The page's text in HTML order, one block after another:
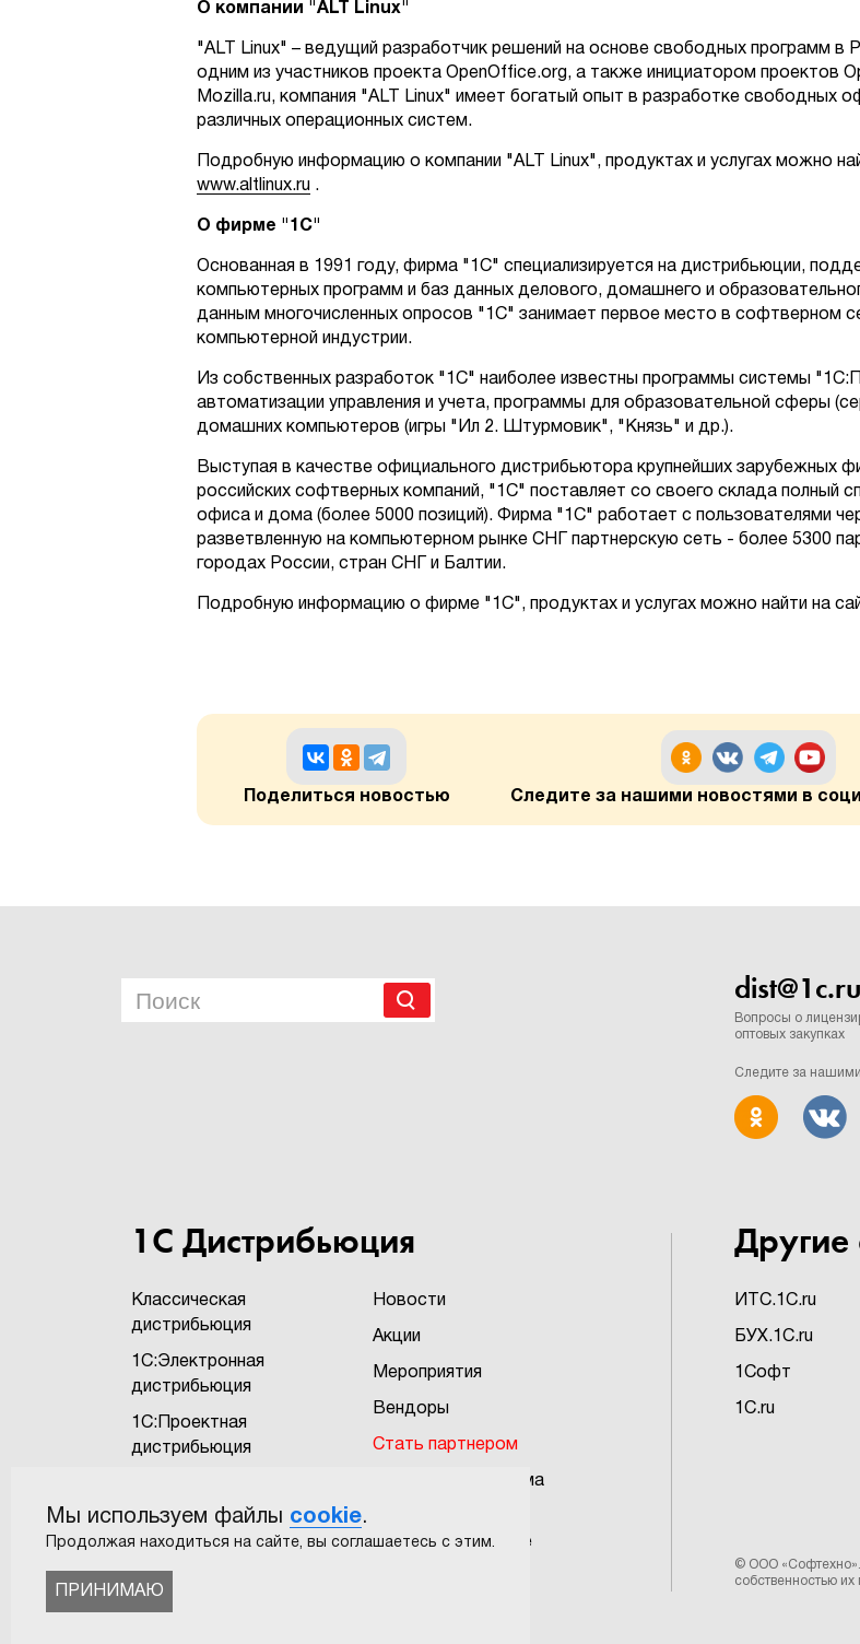
О компании "ALT Linux"
"ALT Linux" – ведущий разработчик решений на основе свободных программ в
одним из участников проекта OpenOffice.org, а также инициатором проектов
Mozilla.ru, компания "ALT Linux" имеет богатый опыт в разработке свободных
различных операционных систем.
Подробную информацию о компании "ALT Linux", продуктах и услугах можно
www.altlinux.ru .
О фирме "1 С"
Основанная в 1991 году, фирма "1С" специализируется на дистрибьюции,
компьютерных программ и баз данных делового, домашнего и
данным многочисленных опросов "1С" занимает первое место в софтверном
компьютерной индустрии.
Из собственных разработок "1С" наиболее известны программы системы
автоматизации управления и учета, программы для образовательной сферы
домашних компьютеров (игры "Ил 2. Штурмовик", "Князь" и др.).
Выступая в качестве официального дистрибьютора крупнейших зарубежных
российских софтверных компаний, "1С" поставляет со своего склада полный
офиса и дома (более 5000 позиций). Фирма "1С" работает с пользователями
разветвленную на компьютерном рынке СНГ партнерскую сеть - более 5300
городах России, стран СНГ и Балтии.
Подробную информацию о фирме "1С", продуктах и услугах можно найти на
Поделиться новостью Следите за нашими новостями в
dist@1c.ru
Вопросы о
оптовых закупках
Следите за
1С Дистрибьюция
Классическая
дистрибьюция
1С:Электронная
дистрибьюция
1С:Проектная
дистрибьюция
САПР
Новости
Акции
Мероприятия
Вендоры
Стать партнером
Бонусная программа
Пользовательское
Другие
ИTC.1C.ru
БУХ.1C.ru
1Софт
1C.ru
© ООО «Софтехно»
собственностью
Мы используем файлы cookie.
Продолжая находиться на сайте, вы соглашаетесь с этим.
ПРИНИМАЮ